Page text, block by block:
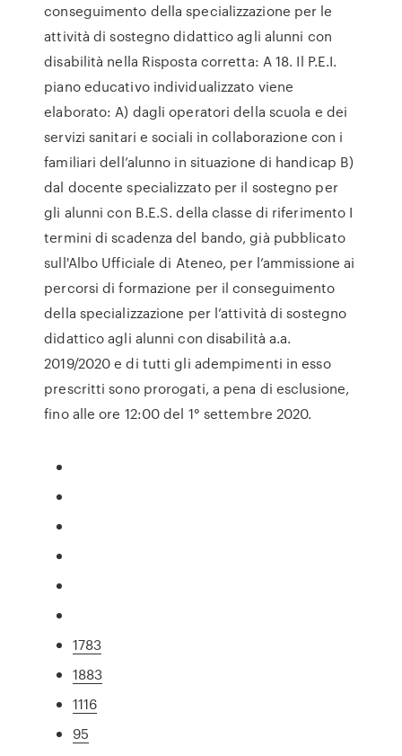
conseguimento della specializzazione per le
attività di sostegno didattico agli alunni con
disabilità nella Risposta corretta: A 18. Il P.E.I.
piano educativo individualizzato viene
elaborato: A) dagli operatori della scuola e dei
servizi sanitari e sociali in collaborazione con i
familiari dell’alunno in situazione di handicap B)
dal docente specializzato per il sostegno per
gli alunni con B.E.S. della classe di riferimento I
termini di scadenza del bando, già pubblicato
sull'Albo Ufficiale di Ateneo, per l’ammissione ai
percorsi di formazione per il conseguimento
della specializzazione per l’attività di sostegno
didattico agli alunni con disabilità a.a.
2019/2020 e di tutti gli adempimenti in esso
prescritti sono prorogati, a pena di esclusione,
fino alle ore 12:00 del 1° settembre 2020.
1783
1883
1116
95